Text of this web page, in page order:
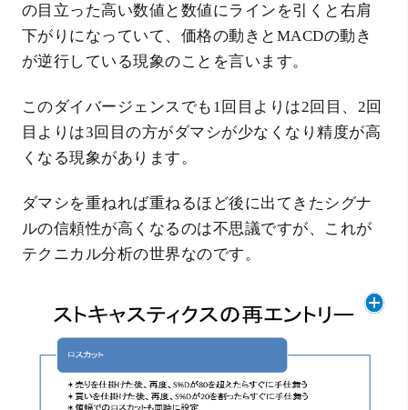
の目立った高い数値と数値にラインを引くと右肩
下がりになっていて、価格の動きとMACDの動き
が逆行している現象のことを言います。
このダイバージェンスでも1回目よりは2回目、2回
目よりは3回目の方がダマシが少なくなり精度が高
くなる現象があります。
ダマシを重ねれば重ねるほど後に出てきたシグナ
ルの信頼性が高くなるのは不思議ですが、これが
テクニカル分析の世界なのです。